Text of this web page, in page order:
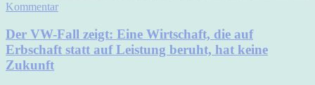
Kommentar
Der VW-Fall zeigt: Eine Wirtschaft, die auf
Erbschaft statt auf Leistung beruht, hat keine
Zukunft